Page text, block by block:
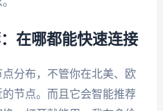
在哪都能快速连接
分布，不管你在北美、欧
节点。而且它会智能推荐